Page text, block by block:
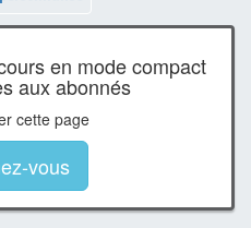
en mode compact
aux abonnés
cette page
vous